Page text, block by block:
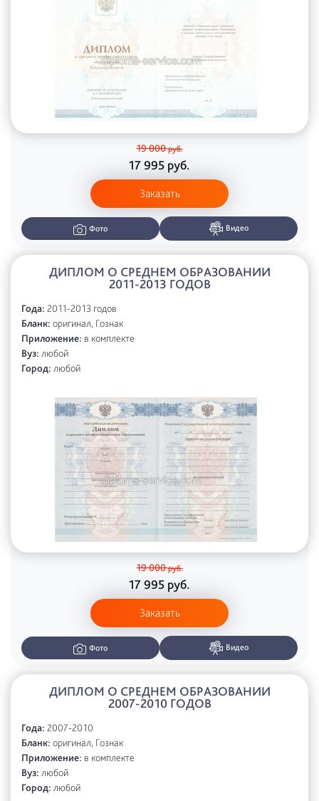
19 000руб.
17 995 руб.
Заказать
Фото Видео
ДИПЛОМ О СРЕДНЕМ ОБРАЗОВАНИИ
2011-2013 ГОДОВ
Года: 2011-2013 годов
Бланк: оригинал, Гознак
Приложение: в комплекте
Вуз: любой
Город: любой
19 000руб.
17 995 руб.
Заказать
Фото Видео
ДИПЛОМ О СРЕДНЕМ ОБРАЗОВАНИИ
2007-2010 ГОДОВ
Года: 2007-2010
Бланк: оригинал, Гознак
Приложение: в комплекте
Вуз: любой
Город: любой